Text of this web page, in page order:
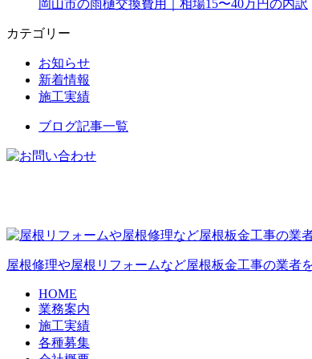
岡山市の雨樋交換費用｜相場15〜40万円の内訳
カテゴリー
お知らせ
新着情報
施工実績
ブログ記事一覧
屋根修理や屋根リフォームなど屋根板金工事の業者
HOME
業務案内
施工実績
各種募集